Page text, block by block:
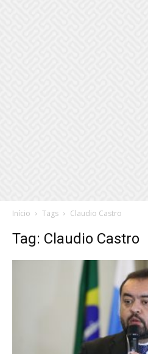
Início Tags Claudio Castro
Tag: Claudio Castro